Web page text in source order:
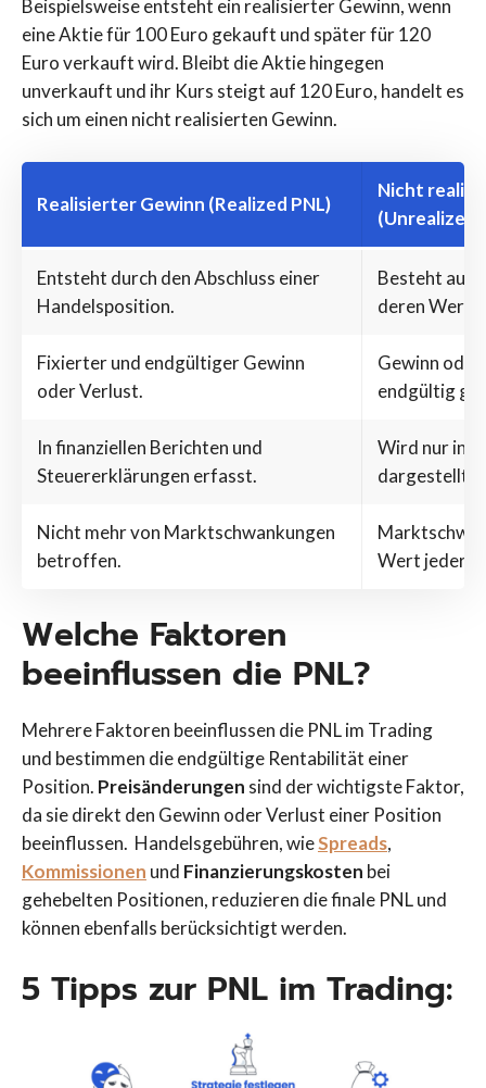
Beispielsweise entsteht ein realisierter Gewinn, wenn
eine Aktie für 100 Euro gekauft und später für 120
Euro verkauft wird. Bleibt die Aktie hingegen
unverkauft und ihr Kurs steigt auf 120 Euro, handelt es
sich um einen nicht realisierten Gewinn.
Realisierter Gewinn (Realized PNL)
Nicht
(Unrealized
Entsteht durch den Abschluss einer
Handelsposition.
Besteht aus
deren Wert
Fixierter und endgültiger Gewinn
oder Verlust.
Gewinn
endgültig
In finanziellen Berichten und
Steuererklärungen erfasst.
Wird nur in
dargestellt.
Nicht mehr von Marktschwankungen
betroffen.
Wert
Welche Faktoren
beeinflussen die PNL?
Mehrere Faktoren beeinflussen die PNL im Trading
und bestimmen die endgültige Rentabilität einer
Position. Preisänderungen sind der wichtigste Faktor,
da sie direkt den Gewinn oder Verlust einer Position
beeinflussen. Handelsgebühren, wieSpreads,
Kommissionen und Finanzierungskosten bei
gehebelten Positionen, reduzieren die finale PNL und
können ebenfalls berücksichtigt werden.
5 Tipps zur PNL im Trading: